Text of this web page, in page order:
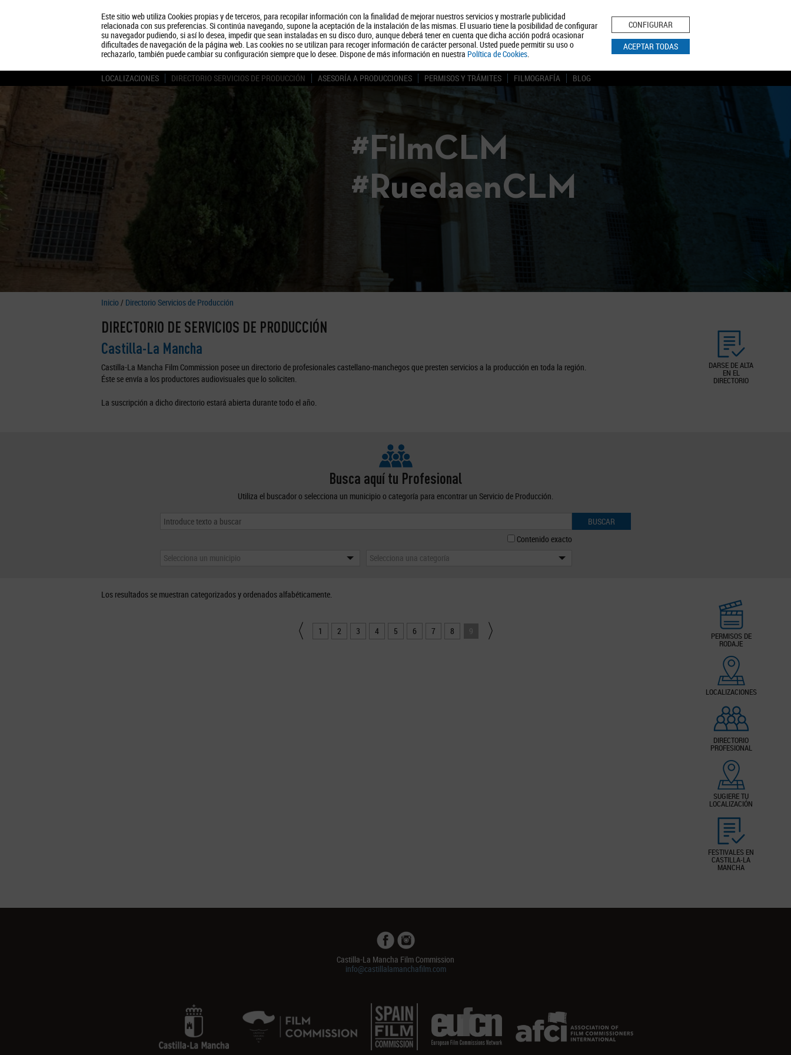
Este sitio web utiliza Cookies propias y de terceros, para recopilar información con la finalidad de mejorar nuestros servicios y mostrarle publicidad
relacionada con sus preferencias. Si continúa navegando, supone la aceptación de la instalación de las mismas. El usuario tiene la posibilidad de configurar
su navegador pudiendo, si así lo desea, impedir que sean instaladas en su disco duro, aunque deberá tener en cuenta que dicha acción podrá ocasionar
dificultades de navegación de la página web. Las cookies no se utilizan para recoger información de carácter personal. Usted puede permitir su uso o
rechazarlo, también puede cambiar su configuración siempre que lo desee. Dispone de más información en nuestra Política de Cookies.
CONFIGURAR
ACEPTAR TODAS
Quiénes somos Turismo Política de Privacidad Aviso Legal Política de Cookies
BUSCAR
LOCALIZACIONES DIRECTORIO SERVICIOS DE PRODUCCIÓN ASESORÍA A PRODUCCIONES PERMISOS Y TRÁMITES FILMOGRAFÍA BLOG
#FilmCLM
#RuedaenCLM
Inicio / Directorio Servicios de Producción
DARSE DE ALTA
EN EL
DIRECTORIO
DIRECTORIO DE SERVICIOS DE PRODUCCIÓN
Castilla-La Mancha
Castilla-La Mancha Film Commission posee un directorio de profesionales castellano-manchegos que presten servicios a la producción en toda la región.
Éste se envía a los productores audiovisuales que lo soliciten.
La suscripción a dicho directorio estará abierta durante todo el año.
Busca aquí tu Profesional
Utiliza el buscador o selecciona un municipio o categoría para encontrar un Servicio de Producción.
BUSCAR
Contenido exacto
Selecciona un municipio
Selecciona una categoría
PERMISOS DE
RODAJE
LOCALIZACIONES
DIRECTORIO
PROFESIONAL
SUGIERE TU
LOCALIZACIÓN
FESTIVALES EN
CASTILLA-LA
MANCHA
Los resultados se muestran categorizados y ordenados alfabéticamente.
1 2 3 4 5 6 7 8 9
Castilla-La Mancha Film Commission
info@castillalamanchafilm.com